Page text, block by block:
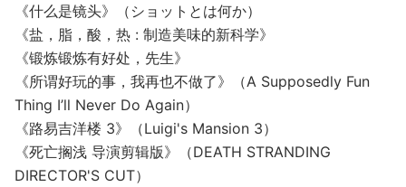
《什么是镜头》（ショットとは何か）
《盐，脂，酸，热 : 制造美味的新科学》
《锻炼锻炼有好处，先生》
《所谓好玩的事，我再也不做了》（A Supposedly Fun
Thing I’ll Never Do Again）
《路易吉洋楼 3》（Luigi's Mansion 3）
《死亡搁浅 导演剪辑版》（DEATH STRANDING
DIRECTOR'S CUT）